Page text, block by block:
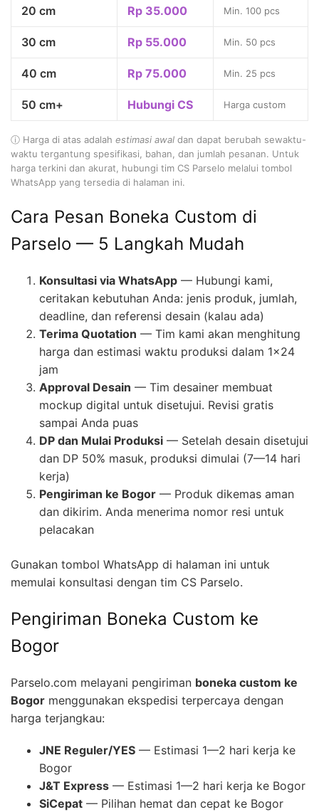
20 cm Rp 35.000 Min. 100 pcs
30 cm Rp 55.000 Min. 50 pcs
40 cm Rp 75.000 Min. 25 pcs
50 cm+ Hubungi CS Harga custom
ⓘ Harga di atas adalah estimasi awal dan dapat berubah sewaktu-
waktu tergantung spesifikasi, bahan, dan jumlah pesanan. Untuk
harga terkini dan akurat, hubungi tim CS Parselo melalui tombol
WhatsApp yang tersedia di halaman ini.
Cara Pesan Boneka Custom di
Parselo — 5 Langkah Mudah
Konsultasi via WhatsApp — Hubungi kami,
ceritakan kebutuhan Anda: jenis produk, jumlah,
deadline, dan referensi desain (kalau ada)
Terima Quotation — Tim kami akan menghitung
harga dan estimasi waktu produksi dalam 1×24
jam
Approval Desain — Tim desainer membuat
mockup digital untuk disetujui. Revisi gratis
sampai Anda puas
DP dan Mulai Produksi — Setelah desain disetujui
dan DP 50% masuk, produksi dimulai (7—14 hari
kerja)
Pengiriman ke Bogor — Produk dikemas aman
dan dikirim. Anda menerima nomor resi untuk
pelacakan
Gunakan tombol WhatsApp di halaman ini untuk
memulai konsultasi dengan tim CS Parselo.
Pengiriman Boneka Custom ke
Bogor
Parselo.com melayani pengiriman boneka custom ke
Bogor menggunakan ekspedisi terpercaya dengan
harga terjangkau:
JNE Reguler/YES — Estimasi 1—2 hari kerja ke
Bogor
J&T Express — Estimasi 1—2 hari kerja ke Bogor
SiCepat — Pilihan hemat dan cepat ke Bogor